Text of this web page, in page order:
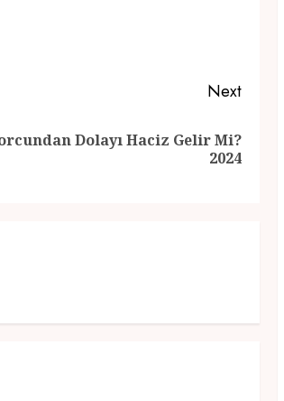
Next
Dolayı Haciz Gelir Mi?
2024